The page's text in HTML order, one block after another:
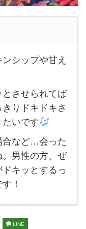
シップや甘え
させられてば
りドキドキさ
いです
合など…会った
男性の方、ぜ
キッとするっ
！
LINE